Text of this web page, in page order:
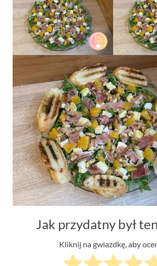
Jak przydatny był
Kliknij na gwiazdkę, aby